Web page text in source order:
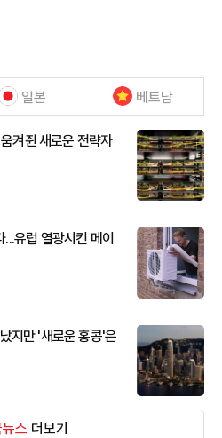
일본 베트남
켜쥔 새로운 전략자
유럽 열광시킨 메이
지만 '새로운 홍콩'은
스 더보기